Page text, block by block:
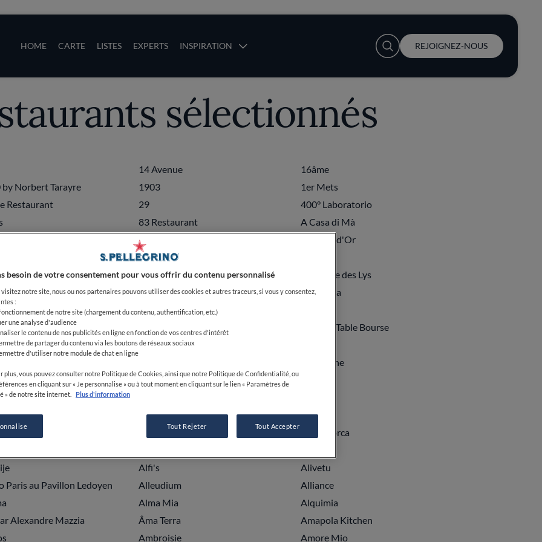
Aller au contenu principal
HOME CARTE LISTES EXPERTS INSPIRATION
User account menu
REJOIGNEZ-NOUS
sélectionnés
14 Avenue
16âme
by Norbert Tarayre 1903
1er Mets
Restaurant 29
400° Laboratorio
83 Restaurant
A Casa di Mà
À l'Agneau d'Or
À l'Aigle d'Or
À l'Étoile
À la Route d'Argent
À la Table des Lys
di Pigna A Nepita
A Pignata
! Chez Éric Léautey a.lea
Acacia
Accents Table Bourse
Acte 2
Agastache
Le Restaurant des Sœurs Aho Fina
Marine
Akabeko
Akashi
Paris Akrame
Alain Llorca
Alfi's
Alivetu
Paris au Pavillon Ledoyen Alleudium
Alliance
Alma Mia
Alquimia
Alexandre Mazzia Âma Terra
Amapola Kitchen
Ambroisie
Amore Mio
besoin de votre consentement pour vous offrir du contenu personnalisé
visitez notre site, nous ou nos partenaires pouvons utiliser des cookies et autres traceurs, si vous y consentez,
:
de notre site (chargement du contenu, authentification, etc.)
une analyse d'audience
le contenu de nos publicités en ligne en fonction de vos centres d'intérêt
de partager du contenu via les boutons de réseaux sociaux
d'utiliser notre module de chat en ligne
plus, vous pouvez consulter notre Politique de Cookies, ainsi que notre Politique de Confidentialité, ou
en cliquant sur « Je personnalise » ou à tout moment en cliquant sur le lien « Paramètres de
» de notre site internet.
Plus d'information
Tout Rejeter Tout Accepter